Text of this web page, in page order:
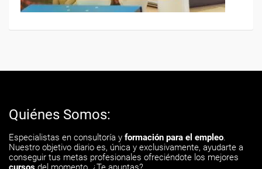
Quiénes Somos:
Especialistas en consultoría y formación para el empleo.
Nuestro objetivo diario es, única y exclusivamente, ayudarte a
conseguir tus metas profesionales ofreciéndote los mejores